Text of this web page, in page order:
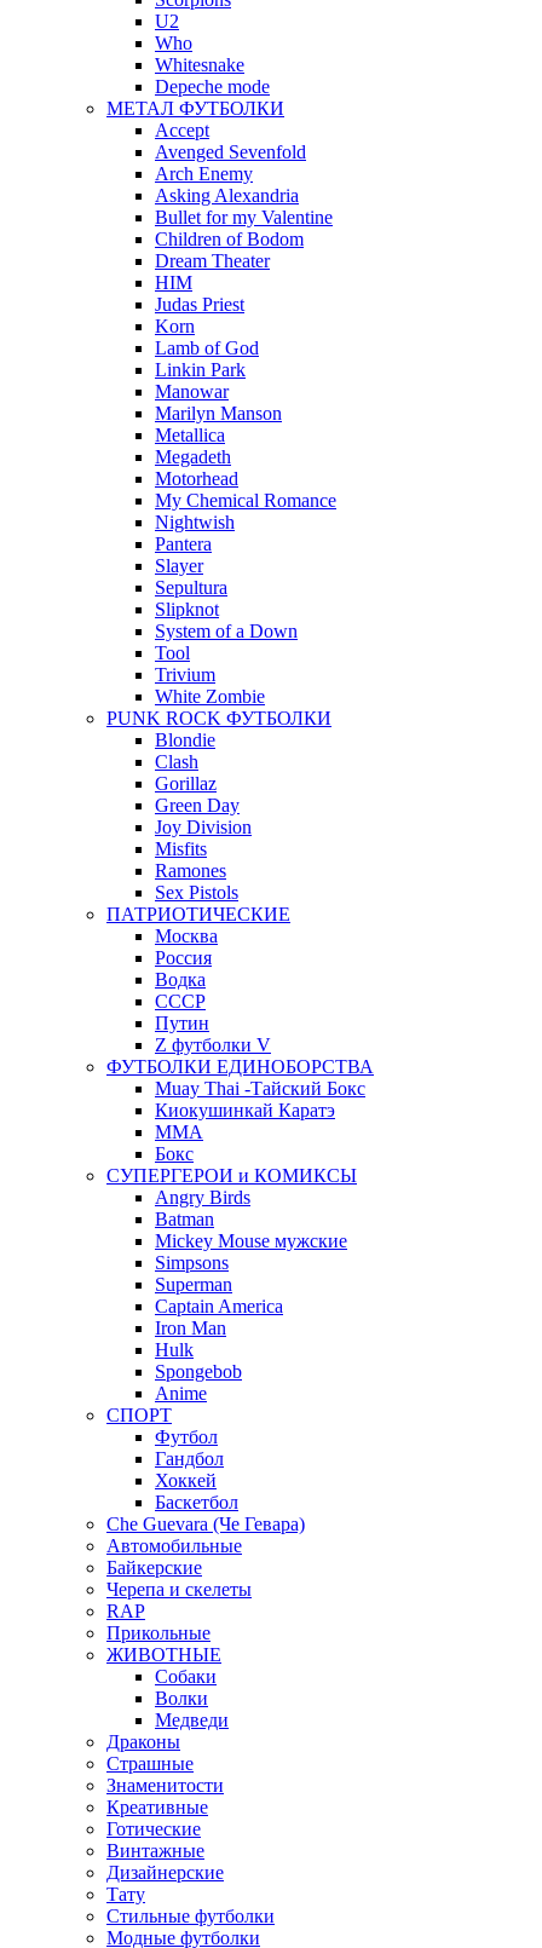
U2
Who
Whitesnake
Depeche mode
МЕТАЛ ФУТБОЛКИ
Accept
Avenged Sevenfold
Arch Enemy
Asking Alexandria
Bullet for my Valentine
Children of Bodom
Dream Theater
HIM
Judas Priest
Korn
Lamb of God
Linkin Park
Manowar
Marilyn Manson
Metallica
Megadeth
Motorhead
My Chemical Romance
Nightwish
Pantera
Slayer
Sepultura
Slipknot
System of a Down
Tool
Trivium
White Zombie
PUNK ROCK ФУТБОЛКИ
Blondie
Clash
Gorillaz
Green Day
Joy Division
Misfits
Ramones
Sex Pistols
ПАТРИОТИЧЕСКИЕ
Москва
Россия
Водка
СССР
Путин
Z футболки V
ФУТБОЛКИ ЕДИНОБОРСТВА
Muay Thai -Тайский Бокс
Киокушинкай Каратэ
MMA
Бокс
СУПЕРГЕРОИ и КОМИКСЫ
Angry Birds
Batman
Mickey Mouse мужские
Simpsons
Superman
Captain America
Iron Man
Hulk
Spongebob
Anime
СПОРТ
Футбол
Гандбол
Хоккей
Баскетбол
Che Guevara (Че Гевара)
Автомобильные
Байкерские
Черепа и скелеты
RAP
Прикольные
ЖИВОТНЫЕ
Собаки
Волки
Медведи
Драконы
Страшные
Знаменитости
Креативные
Готические
Винтажные
Дизайнерские
Тату
Стильные футболки
Модные футболки